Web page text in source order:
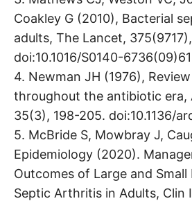
Coakley G (2010), Bacterial
adults, The Lancet,
doi:10.1016/S0140-
4. Newman JH (1976),
throughout the antibiotic era,
35(3), 198-205. doi:10.1136/
5. McBride S, Mowbray J,
Epidemiology (2020).
Outcomes of Large and
Septic Arthritis in Adults, Clin